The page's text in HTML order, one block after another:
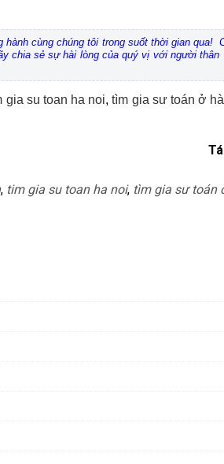
cùng chúng tôi trong suốt thời gian qua!
chia sẻ sự hài lòng của quý vị với người
gia su toan ha noi,tìm gia sư toán ở
, tim gia su toan ha noi, tìm gia sư toán